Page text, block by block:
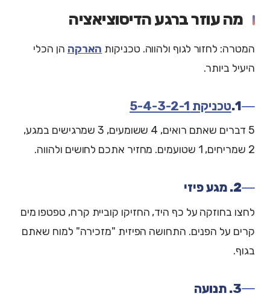
מה עוזר ברגע הדיסוציאציה
המטרה: לחזור לגוף ולהווה. טכניקות הארקה הן הכלי
היעיל ביותר.
1. טכניקת 5-4-3-2-1
5 דברים שאתם רואים, 4 ששומעים, 3 שמרגישים במגע,
2 שמריחים, 1 שטועמים. מחזיר אתכם לחושים ולהווה.
2. מגע פיזי
לחצו בחוזקה על כף היד, החזיקו קוביית קרח, טפטפו מים
קרים על הפנים. התחושה הפיזית "מזכירה" למוח שאתם
בגוף.
3. תנועה